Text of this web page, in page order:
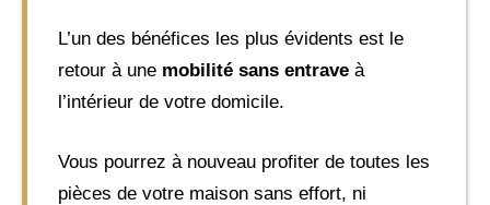
L’un des bénéfices les plus évidents est le
retour à une mobilité sans entrave à
l’intérieur de votre domicile.
Vous pourrez à nouveau profiter de toutes les
pièces de votre maison sans effort, ni